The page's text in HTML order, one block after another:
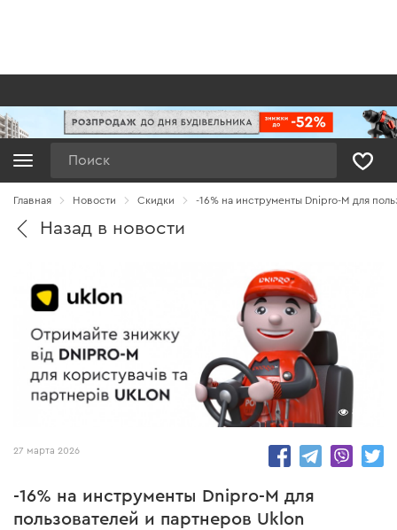
Главная Новости Cкидки -16% на инструменты Dnipro-M для
Назад в новости
8050
27 марта 2026
-16% на инструменты Dnipro-M для
пользователей и партнеров Uklon